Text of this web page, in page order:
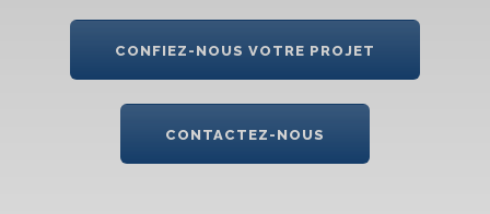
CONFIEZ-NOUS VOTRE PROJET
CONTACTEZ-NOUS